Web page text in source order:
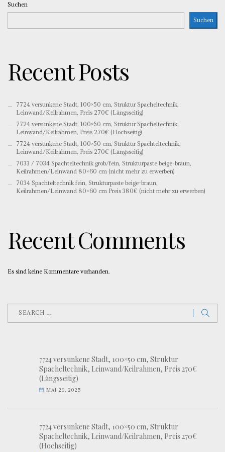
Suchen
Suchen
Recent Posts
7724 versunkene Stadt, 100×50 cm, Struktur Spacheltechnik,
Leinwand/Keilrahmen, Preis 270€ (Längsseitig)
7724 versunkene Stadt, 100×50 cm, Struktur Spacheltechnik,
Leinwand/Keilrahmen, Preis 270€ (Hochseitig)
7724 versunkene Stadt, 100×50 cm, Struktur Spachteltechnik,
Leinwand/Keilrahmen, Preis 270€ (Längsseitig)
7033 / 7034 Spachteltechnik grob/fein, Strukturpaste beige-braun,
Keilrahmen/Leinwand 80×60 cm (nicht mehr zu erwerben)
7034 Spachteltechnik fein, Strukturpaste beige-braun,
Keilrahmen/Leinwand 80×60 cm Preis 380€ (nicht mehr zu erwerben)
Recent Comments
Es sind keine Kommentare vorhanden.
7724 versunkene Stadt, 100×50 cm, Struktur
Spacheltechnik, Leinwand/Keilrahmen, Preis 270€
(Längsseitig)
MAI 29, 2025
7724 versunkene Stadt, 100×50 cm, Struktur
Spacheltechnik, Leinwand/Keilrahmen, Preis 270€
(Hochseitig)